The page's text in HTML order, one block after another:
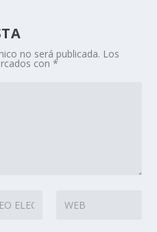
no será publicada. Los
con*